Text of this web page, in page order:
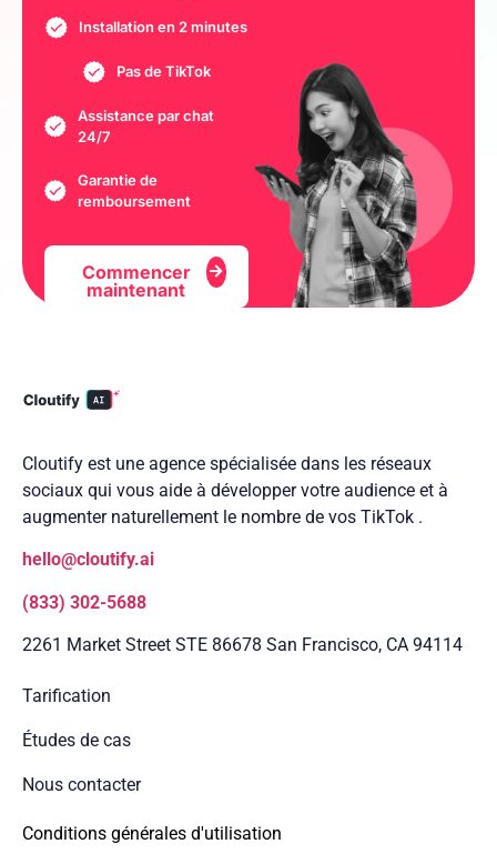
Installation en 2 minutes
Pas de TikTok
Assistance par chat
24/7
Garantie de
remboursement
Commencer
maintenant
Cloutify est une agence spécialisée dans les réseaux
sociaux qui vous aide à développer votre audience et à
augmenter naturellement le nombre de vos TikTok .
hello@cloutify.ai
(833) 302-5688
2261 Market Street STE 86678 San Francisco, CA 94114
Tarification
Études de cas
Nous contacter
Conditions générales d'utilisation